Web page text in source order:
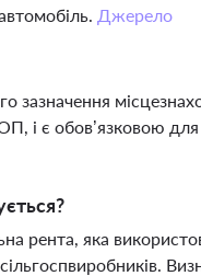
Джерело
і є обов’язковою
рента, яка